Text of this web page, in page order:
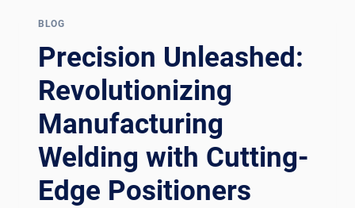
EDGE
POSITIONERS
BLOG
Precision Unleashed:
Revolutionizing
Manufacturing
Welding with Cutting-
Edge Positioners